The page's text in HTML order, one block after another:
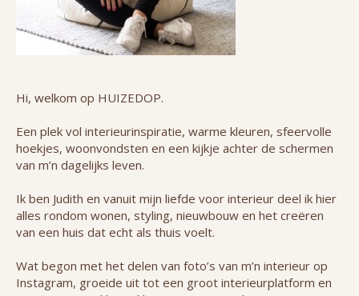
Hi, welkom op HUIZEDOP.
Een plek vol interieurinspiratie, warme kleuren, sfeervolle
hoekjes, woonvondsten en een kijkje achter de schermen
van m’n dagelijks leven.
Ik ben Judith en vanuit mijn liefde voor interieur deel ik hier
alles rondom wonen, styling, nieuwbouw en het creëren
van een huis dat echt als thuis voelt.
Wat begon met het delen van foto’s van m’n interieur op
Instagram, groeide uit tot een groot interieurplatform en